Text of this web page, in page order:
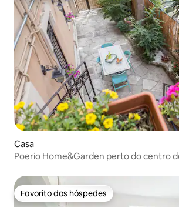
Casa
Poerio Home&Garden perto do centro
Favorito dos hóspedes
Favorito dos hóspedes